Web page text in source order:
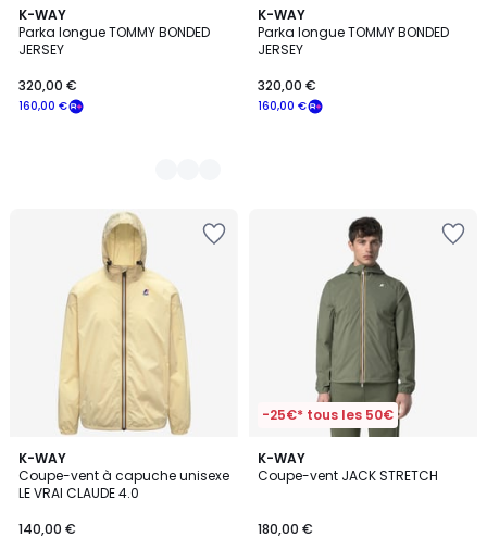
K-WAY
Parka longue TOMMY BONDED
JERSEY
€
souscrivez
160,00 €
320,00 €
2
Couleurs
K-WAY
Parka longue TOMMY BONDED
JERSEY
160,00 €
320,00 €
K-WAY
Coupe-vent à capuche unisexe
LE VRAI CLAUDE 4.0
140,00 €
3,8
/ 5
11
Couleurs
-25€* tous les 50€
K-WAY
Coupe-vent JACK STRETCH
180,00 €
2
Couleurs